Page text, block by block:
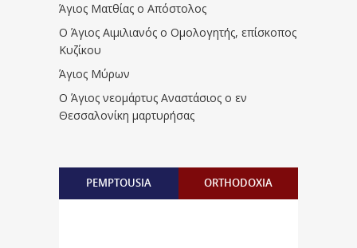
Άγιος Ματθίας ο Απόστολος
Ο Άγιος Αιμιλιανός ο Ομολογητής, επίσκοπος
Κυζίκου
Άγιος Μύρων
Ο Άγιος νεομάρτυς Αναστάσιος ο εν
Θεσσαλονίκη μαρτυρήσας
PEMPTOUSIA ORTHODOXIA